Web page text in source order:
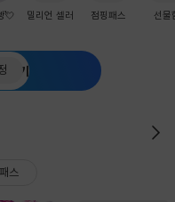
💘 밀리언 셀러 점핑패스 선물
받기
스